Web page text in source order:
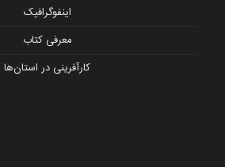
اینفوگرافیک
معرفی کتاب
کارآفرینی در استان‌ها